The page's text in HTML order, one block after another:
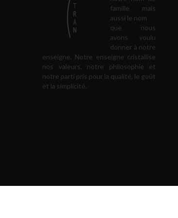
famille mais
aussi le nom
que nous
avons voulu
donner à notre
enseigne. Notre enseigne cristallise
nos valeurs, notre philosophie et
notre parti pris pour la qualité, le goût
et la simplicité.